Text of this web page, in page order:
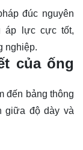
đúc nguyên
áp lực cực tốt,
nghiệp.
của ống
đến bảng thông
giữa độ dày và